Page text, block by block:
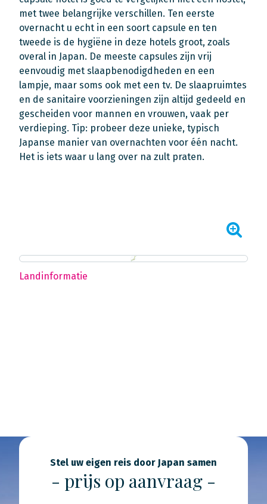
met twee belangrijke verschillen. Ten eerste
overnacht u echt in een soort capsule en ten
tweede is de hygiëne in deze hotels groot, zoals
overal in Japan. De meeste capsules zijn vrij
eenvoudig met slaapbenodigdheden en een
lampje, maar soms ook met een tv. De slaapruimtes
en de sanitaire voorzieningen zijn altijd gedeeld en
gescheiden voor mannen en vrouwen, vaak per
verdieping. Tip: probeer deze unieke, typisch
Japanse manier van overnachten voor één nacht.
Het is iets waar u lang over na zult praten.
Landinformatie
Stel uw eigen reis door Japan samen
- prijs op aanvraag -